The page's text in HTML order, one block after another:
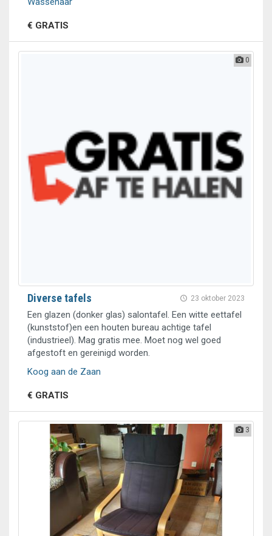
€ GRATIS
0
23 oktober 2023
Diverse tafels
Een glazen (donker glas) salontafel. Een witte eettafel
(kunststof)en een houten bureau achtige tafel
(industrieel). Mag gratis mee. Moet nog wel goed
afgestoft en gereinigd worden.
Koog aan de Zaan
€ GRATIS
3